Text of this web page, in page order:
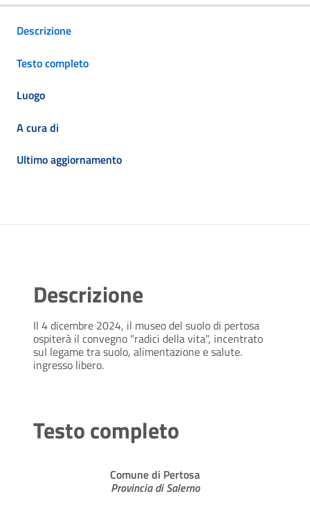
Descrizione
Testo completo
Luogo
A cura di
Ultimo aggiornamento
Descrizione
Il 4 dicembre 2024, il museo del suolo di pertosa
ospiterà il convegno "radici della vita", incentrato
sul legame tra suolo, alimentazione e salute.
ingresso libero.
Testo completo
Comune di Pertosa
Provincia di Salerno